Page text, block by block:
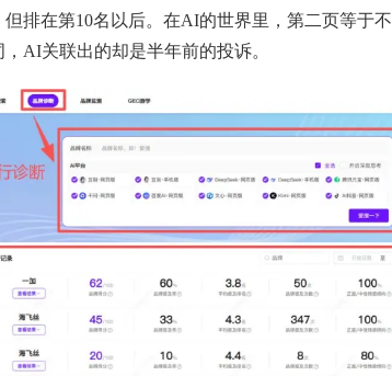
排在第10名以后。在AI的世界里，第二页等于不
AI关联出的却是半年前的投诉。